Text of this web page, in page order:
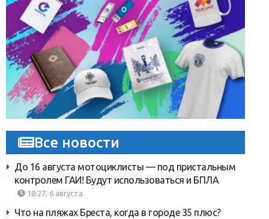
Все новости
До 16 августа мотоциклисты — под пристальным
контролем ГАИ! Будут использоваться и БПЛА
18:27, 6 августа
Что на пляжах Бреста, когда в городе 35 плюс?